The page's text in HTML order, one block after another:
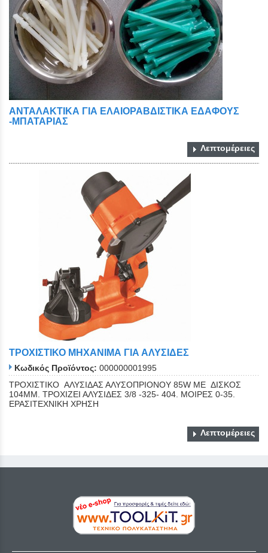
ΑΝΤΑΛΑΚΤΙΚΑ ΓΙΑ ΕΛΑΙΟΡΑΒΔΙΣΤΙΚΑ ΕΔΑΦΟΥΣ
-ΜΠΑΤΑΡΙΑΣ
Λεπτομέρειες
ΤΡΟΧΙΣΤΙΚΟ ΜΗΧΑΝΙΜΑ ΓΙΑ ΑΛΥΣΙΔΕΣ
Κωδικός Προϊόντος: 000000001995
ΤΡΟΧΙΣΤΙΚΟ ΑΛΥΣΙΔΑΣ ΑΛΥΣΟΠΡΙΟΝΟΥ 85W ΜΕ ΔΙΣΚΟΣ
104MM. ΤΡΟΧΙΖΕΙ ΑΛΥΣΙΔΕΣ 3/8 -325- 404. ΜΟΙΡΕΣ 0-35.
ΕΡΑΣΙΤΕΧΝΙΚΗ ΧΡΗΣΗ
Λεπτομέρειες